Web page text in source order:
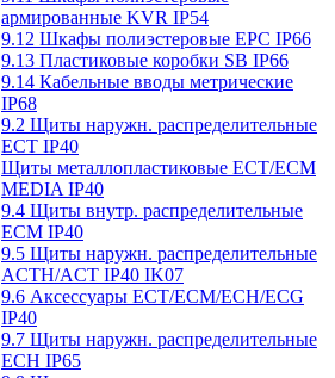
армированные KVR IP54
9.12 Шкафы полиэстеровые EPC IP66
9.13 Пластиковые коробки SB IP66
9.14 Кабельные вводы метрические
IP68
9.2 Щиты наружн. распределительные
ECT IP40
Щиты металлопластиковые ECT/ECM
MEDIA IP40
9.4 Щиты внутр. распределительные
ECМ IP40
9.5 Щиты наружн. распределительные
ACTH/ACT IP40 IK07
9.6 Аксессуары ECT/ECM/ECH/ECG
IP40
9.7 Щиты наружн. распределительные
ECH IP65